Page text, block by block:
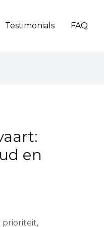
Testimonials FAQ
en
prioriteit,